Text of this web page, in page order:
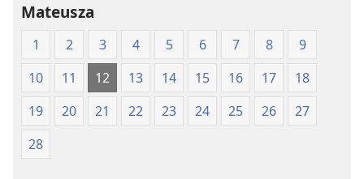
(wydanie
roku
1997)
(wydanie
roku
1997)
Mateusza
1 2 3 4 5 6 7 8
9
10
11 12 13 14 15 16 17
18
19
20 21 22 23 24 25 26
27
28